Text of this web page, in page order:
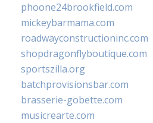
phoone24brookfield.com
mickeybarmama.com
roadwayconstructioninc.com
shopdragonflyboutique.com
sportszilla.org
batchprovisionsbar.com
brasserie-gobette.com
musicrearte.com